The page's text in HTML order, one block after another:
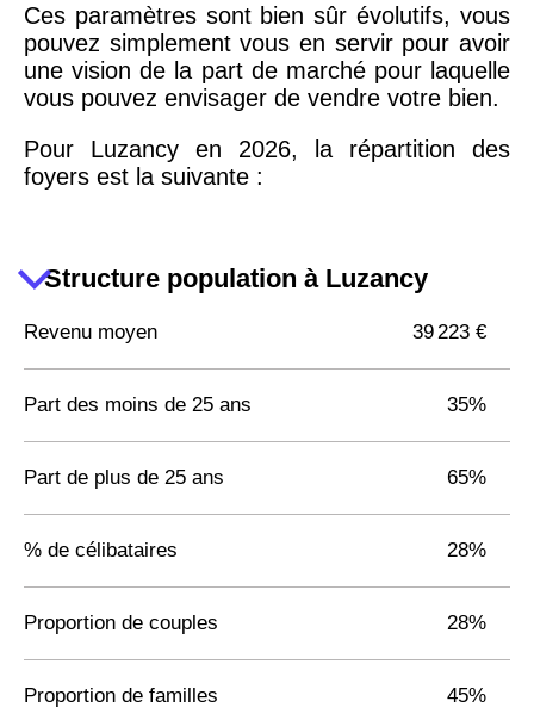
Ces paramètres sont bien sûr évolutifs, vous
pouvez simplement vous en servir pour avoir
une vision de la part de marché pour laquelle
vous pouvez envisager de vendre votre bien.
Pour Luzancy en 2026, la répartition des
foyers est la suivante :
Structure population à Luzancy
Revenu moyen 39 223 €
Part des moins de 25 ans 35%
Part de plus de 25 ans 65%
% de célibataires 28%
Proportion de couples 28%
Proportion de familles 45%